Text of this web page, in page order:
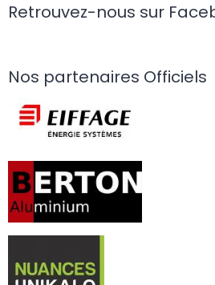
Retrouvez-nous sur
Nos partenaires Officiels